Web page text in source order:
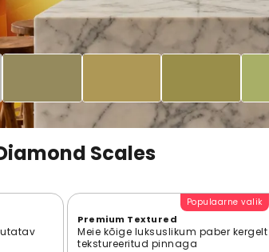
Scales
Populaarne valik
Premium Textured
Meie kõige luksuslikum paber kergelt
tekstureeritud pinnaga